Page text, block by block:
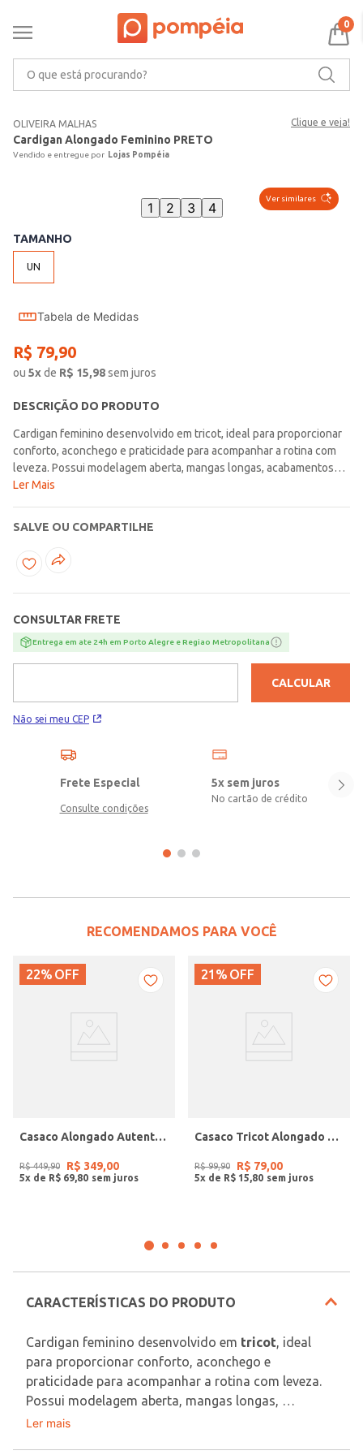
0
OLIVEIRA MALHAS Clique e veja!
Cardigan Alongado Feminino PRETO
Lojas Pompéia
Ver similares
1 2 3 4
TAMANHO
UN
Tabela de Medidas
R$ 79,90
ou 5xde R$ 15,98sem juros
DESCRIÇÃO DO PRODUTO
Cardigan feminino desenvolvido em tricot, ideal para proporcionar
conforto, aconchego e praticidade para acompanhar a rotina com
leveza. Possui modelagem aberta, mangas longas, acabamentos
em pontos canelados e bolsos frontais funcionais, reunindo
elegância à composição e facilita combinações com diferentes
propostas casuais. Uma escolha charmosa e confortável para
complementar o visual com suavidade e estilo!\n\nTecido:
Ler Mais
SALVE OU COMPARTILHE
CONSULTAR FRETE
Entrega em ate 24h em Porto Alegre e Regiao Metropolitana
Não sei meu CEP
CALCULAR
Frete Especial
Consulte condições
5x sem juros
No cartão de crédito
RECOMENDAMOS PARA VOCÊ
22% OFF
Casaco Alongado Autentique Feminino OFF WHITE
R$ 449,90 R$ 349,00
5x de R$ 69 80
21% OFF
Casaco Tricot Alongado Feminino BEGE
R$ 99,90 R$ 79,00
5x de R$ 15 80
CARACTERÍSTICAS DO PRODUTO
Cardigan feminino desenvolvido em tricot , ideal
para proporcionar conforto, aconchego e
praticidade para acompanhar a rotina com leveza.
Possui modelagem aberta, mangas longas,
acabamentos em pontos canelados e bolsos
Tecido: Tricot
Ler mais